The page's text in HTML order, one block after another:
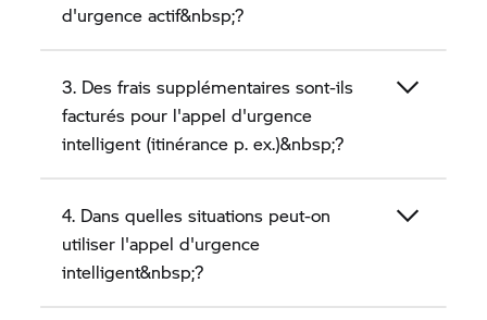
d'urgence actif&nbsp;?
3. Des frais supplémentaires sont-ils
facturés pour l'appel d'urgence
intelligent (itinérance p. ex.)&nbsp;?
4. Dans quelles situations peut-on
utiliser l'appel d'urgence
intelligent&nbsp;?